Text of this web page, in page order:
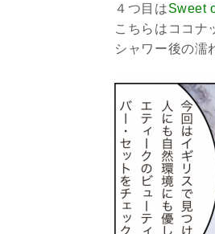
４つ目はSweet
こちらはココナ
シャワー後の濡